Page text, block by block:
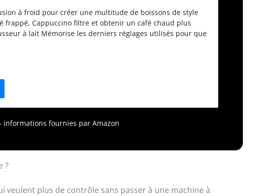
à froid pour créer une multitude de boissons de style
frappé, Cappuccino filtre et obtenir un café chaud plus
à lait Mémorise les derniers réglages utilisés pour que
- Fonction de maintien au chaud ( 40 min) - Verseuse
1,25L Range cordon intégré - Cuillère à café intégrée -
associé à des finitions brillantes, des détails micro-texturés -
1* (*1 an supplémentaire si le consommateur s’enregistre
fournies par Amazon
?
veulent plus de contrôle sans passer à une machine à